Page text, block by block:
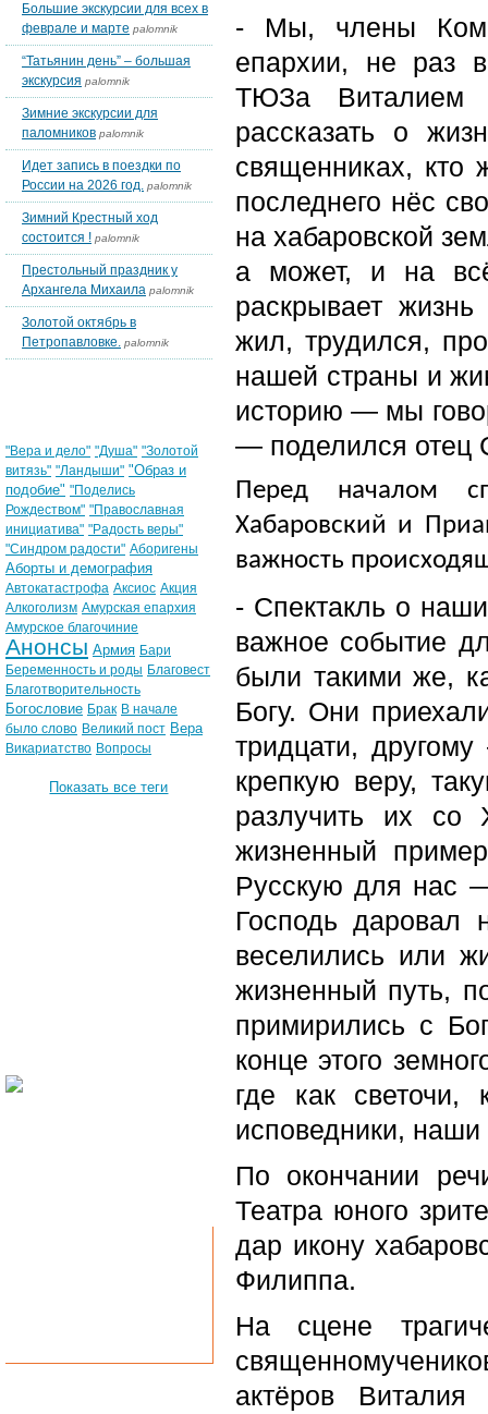
- Мы, члены
епархии, не раз
ТЮЗа Виталием
рассказать о
священниках, кто
последнего нёс
на хабаровской
а может, и на
раскрывает
жил, трудился,
нашей страны и
историю — мы
— поделился отец
Перед началом
Хабаровский и
важность
- Спектакль о
важное событие
были такими же,
Богу. Они
тридцати,
крепкую веру,
разлучить их
жизненный
Русскую для нас
Господь
веселились или
жизненный путь,
примирились с
конце этого
где как
исповедники,
По окончании
Театра юного
дар икону
Филиппа.
На сцене
актёров
Большие экскурсии для всех в
феврале и марте palomnik
“Татьянин день” – большая
экскурсия palomnik
Зимние экскурсии для
паломников palomnik
Идет запись в поездки по
России на 2026 год. palomnik
Зимний Крестный ход
состоится ! palomnik
Престольный праздник у
Архангела Михаила palomnik
Золотой октябрь в
Петропавловке. palomnik
"Вера и дело" "Душа" "Золотой
витязь" "Ландыши" "Образ и
подобие" "Поделись
Рождеством" "Православная
инициатива" "Радость веры"
"Синдром радости" Аборигены
Аборты и демография
Автокатастрофа Аксиос Акция
Алкоголизм Амурская епархия
Амурское благочиние
Анонсы Армия Бари
Беременность и роды Благовест
Благотворительность
Богословие Брак В начале
было слово Великий пост Вера
Викариатство Вопросы
Показать все теги